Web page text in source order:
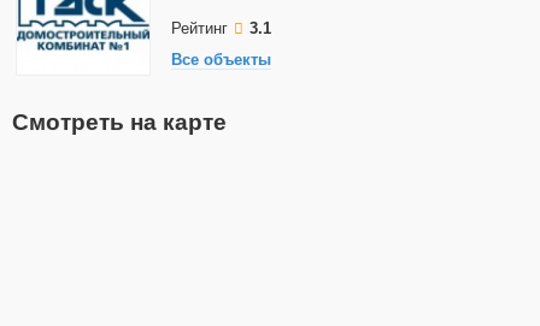
Рейтинг
3.1
Все объекты
Смотреть на карте